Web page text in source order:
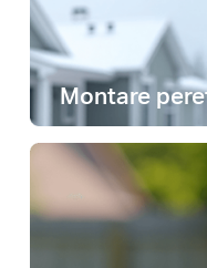
Montare